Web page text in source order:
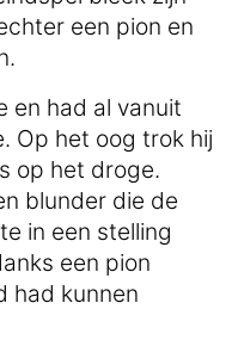
een pion en
en had al vanuit
Op het oog trok hij
op het droge.
blunder die de
in een stelling
een pion
had kunnen